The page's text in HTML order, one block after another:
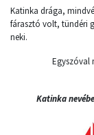
Katinka drága,
fárasztó volt, tündéri
neki.
Egyszóval
Katinka